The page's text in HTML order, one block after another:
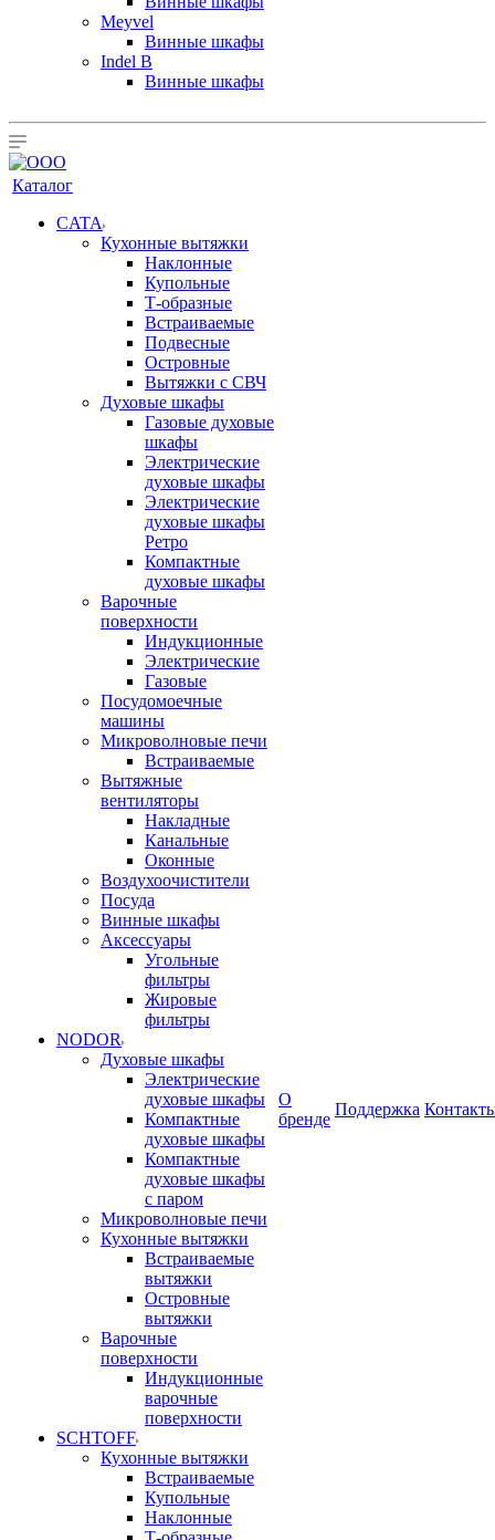
Meyvel
Винные шкафы
Indel B
Винные шкафы
Каталог
CATA
Кухонные вытяжки
Наклонные
Купольные
Т-образные
Встраиваемые
Подвесные
Островные
Вытяжки с СВЧ
Духовые шкафы
Газовые духовые
шкафы
Электрические
духовые шкафы
Электрические
духовые шкафы
Ретро
Компактные
духовые шкафы
Варочные
поверхности
Индукционные
Электрические
Газовые
Посудомоечные
машины
Микроволновые печи
Встраиваемые
Вытяжные
вентиляторы
Накладные
Канальные
Оконные
Воздухоочистители
Посуда
Винные шкафы
Аксессуары
Угольные
фильтры
Жировые
фильтры
NODOR
Духовые шкафы
Электрические
духовые шкафы
Компактные
духовые шкафы
Компактные
духовые шкафы
с паром
Микроволновые печи
Кухонные вытяжки
Встраиваемые
вытяжки
Островные
вытяжки
Варочные
поверхности
Индукционные
варочные
поверхности
SCHTOFF
Кухонные вытяжки
Встраиваемые
Купольные
Наклонные
О
бренде
Поддержка